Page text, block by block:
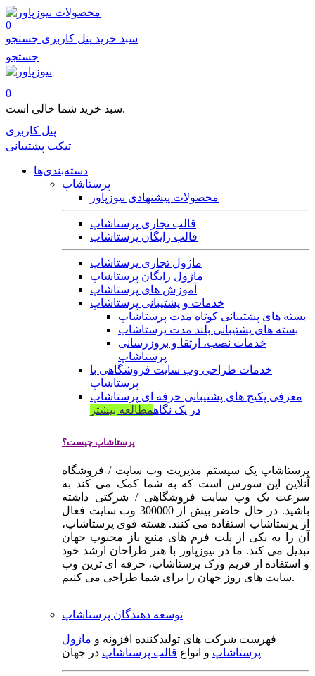
محصولات
0
سبد خرید پنل کاربری جستجو
جستجو
0
سبد خرید شما خالی است.
پنل کاربری
تیکت پشتیبانی
دسته‌بندی‌ها
پرستاشاپ
محصولات پیشنهادی نیوزپاور
قالب تجاری پرستاشاپ
قالب رایگان پرستاشاپ
ماژول تجاری پرستاشاپ
ماژول رایگان پرستاشاپ
آموزش های پرستاشاپ
خدمات و پشتیبانی پرستاشاپ
بسته های پشتیبانی کوتاه مدت پرستاشاپ
بسته های پشتیبانی بلند مدت پرستاشاپ
خدمات نصب، ارتقا و بروزرسانی
پرستاشاپ
خدمات طراحی وب سایت فروشگاهی با
پرستاشاپ
معرفی پکیج های پشتیبانی حرفه ای پرستاشاپ
در یک نگاهمطالعه بیشتر
پرستاشاپ چیست؟
پرستاشاپ یک سیستم مدیریت وب سایت / فروشگاه
آنلاین اپن سورس است که به شما کمک می کند به
سرعت یک وب سایت فروشگاهی / شرکتی داشته
باشید. در حال حاضر بیش از 300000 وب سایت فعال
از پرستاشاپ استفاده می کنند. هسته قوی پرستاشاپ،
آن را به یکی از پلت فرم های منبع باز محبوب جهان
تبدیل می کند. ما در نیوزپاور با هنر طراحان ارشد خود
و استفاده از فریم ورک پرستاشاپ، حرفه ای ترین وب
سایت های روز جهان را برای شما طراحی می کنیم.
توسعه دهندگان پرستاشاپ
فهرست شرکت های تولیدکننده افزونه و ماژول
پرستاشاپ و انواع قالب پرستاشاپ در جهان